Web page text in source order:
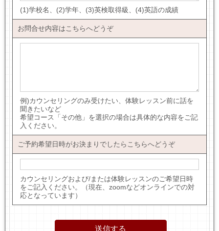
(1)学校名、(2)学年、(3)英検取得級、(4)英語の成績
お問合せ内容はこちらへどうぞ
例)カウンセリングのみ受けたい、体験レッスン前に話を
聞きたいなど
希望コース「その他」を選択の場合は具体的な内容をご記
入ください。
ご予約希望日時がお決まりでしたらこちらへどうぞ
カウンセリングおよび/または体験レッスンのご希望日時
をご記入ください。（現在、zoomなどオンラインでの対
応となっています）